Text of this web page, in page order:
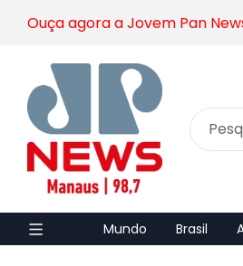
Ouça agora a Jovem Pan
Mundo Brasil